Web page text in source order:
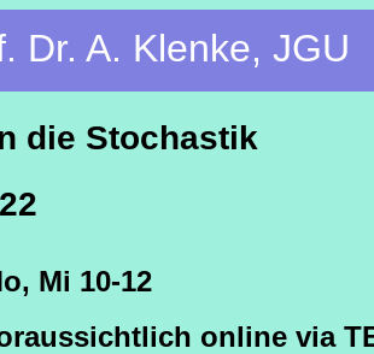
Dr. A. Klenke, JGU
die Stochastik
Mi 10-12
online via